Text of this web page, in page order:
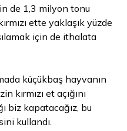
de 1,3 milyon tonu
ette yaklaşık yüzde
için de ithalata
küçükbaş hayvanın
kırmızı et açığını
biz kapatacağız, bu
kullandı.